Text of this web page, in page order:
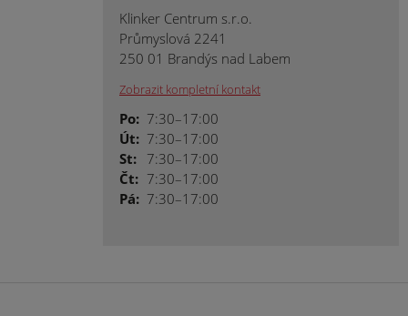
Klinker Centrum s.r.o.
Průmyslová 2241
250 01 Brandýs nad Labem
Zobrazit kompletní kontakt
Po: 7:30–17:00
Út: 7:30–17:00
St: 7:30–17:00
Čt: 7:30–17:00
Pá: 7:30–17:00